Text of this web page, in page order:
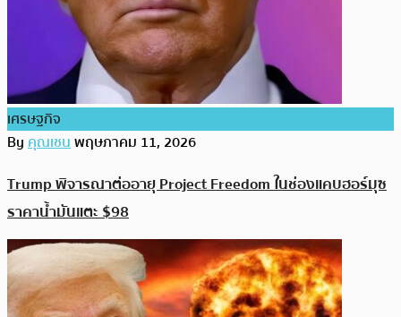
เศรษฐกิจ
Byคุณเชนพฤษภาคม 11, 2026
Trump พิจารณาต่ออายุ Project Freedom ในช่องแคบฮอร์มุซ
ราคาน้ำมันแตะ $98